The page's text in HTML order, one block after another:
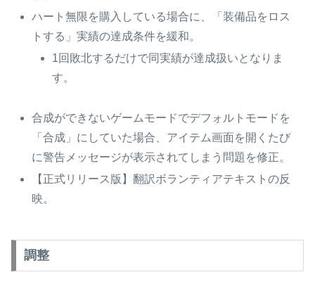
ハート無限を購入している場合に、「装備品をロス
トする」実績の達成条件を緩和。
1回敗北するだけで同実績が達成扱いとなりま
す。
合成ができないゲームモードでデフォルトモードを
「合成」にしていた場合、アイテム画面を開くたび
に警告メッセージが表示されてしまう問題を修正。
【正式リリース版】翻訳ボランティアテキストの反
映。
調整